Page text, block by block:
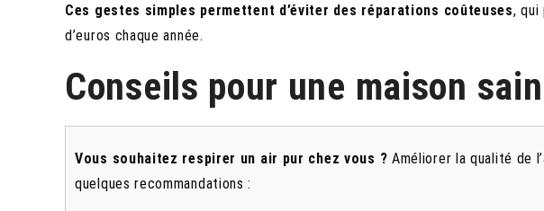
Ces gestes simples permettent d’éviter des réparations coûteuses, qui
d’euros chaque année.
Conseils pour une maison
Vous souhaitez respirer un air pur chez vous ? Améliorer la qualité de
quelques recommandations :